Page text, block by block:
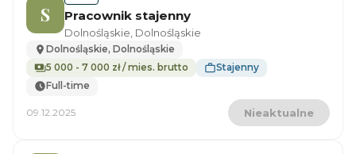
S Pracownik stajenny
Dolnośląskie, Dolnośląskie
Dolnośląskie, Dolnośląskie
5 000 - 7 000 zł / mies. brutto
Stajenny
Full-time
09.12.2025 Nieaktualne